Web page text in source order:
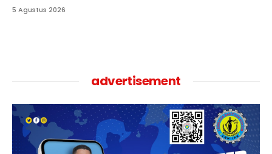
5 Agustus 2026
advertisement